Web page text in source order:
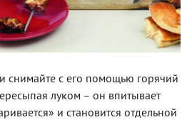
снимайте с его помощью горячий
луком – он впитывает
и становится отдельной